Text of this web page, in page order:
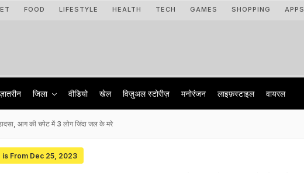
FOOD LIFESTYLE HEALTH TECH GAMES SHOPPING APPS
जिला वीडियो खेल विज़ुअल स्टोरीज़ मनोरंजन लाइफ़स्टाइल वायरल
आग की चपेट में 3 लोग जिंदा जल के मरे
is From Dec 25, 2023